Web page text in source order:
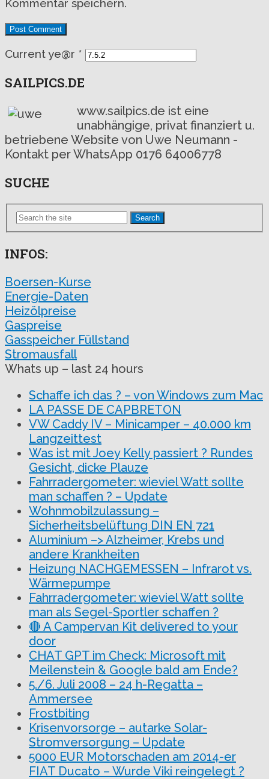
Kommentar speichern.
Current ye@r *
SAILPICS.DE
www.sailpics.de ist eine
unabhängige, privat finanziert u.
betriebene Website von Uwe Neumann -
Kontakt per WhatsApp 0176 64006778
SUCHE
Search
INFOS:
Boersen-Kurse
Energie-Daten
Heizölpreise
Gaspreise
Gasspeicher Füllstand
Stromausfall
Whats up – last 24 hours
Schaffe ich das ? – von Windows zum Mac
LA PASSE DE CAPBRETON
VW Caddy IV – Minicamper – 40.000 km
Langzeittest
Was ist mit Joey Kelly passiert ? Rundes
Gesicht, dicke Plauze
Fahrradergometer: wieviel Watt sollte
man schaffen ? – Update
Wohnmobilzulassung –
Sicherheitsbelüftung DIN EN 721
Aluminium –> Alzheimer, Krebs und
andere Krankheiten
Heizung NACHGEMESSEN – Infrarot vs.
Wärmepumpe
Fahrradergometer: wieviel Watt sollte
man als Segel-Sportler schaffen ?
🔴 A Campervan Kit delivered to your
door
CHAT GPT im Check: Microsoft mit
Meilenstein & Google bald am Ende?
5./6. Juli 2008 – 24 h-Regatta –
Ammersee
Frostbiting
Krisenvorsorge – autarke Solar-
Stromversorgung – Update
5000 EUR Motorschaden am 2014-er
FIAT Ducato – Wurde Viki reingelegt ?